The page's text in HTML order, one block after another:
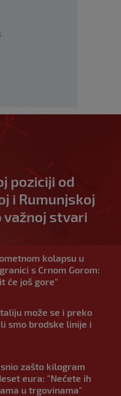
poziciji od
i Rumunjskoj
važnoj stvari
kolapsu u
s Crnom Gorom:
će još gore"
može se i preko
smo brodske linije i
zašto kilogram
eura: "Nećete ih
u trgovinama"